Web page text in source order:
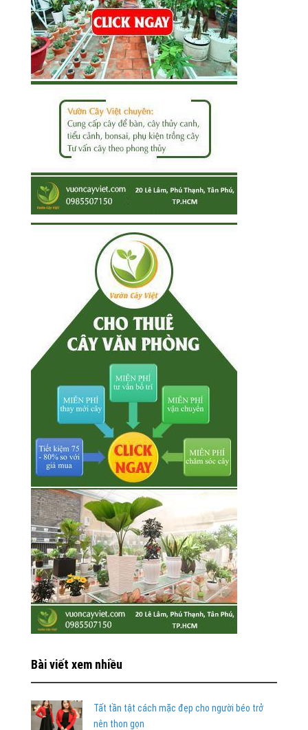
Bài viết xem nhiều
Tất tần tật cách mặc đẹp cho người béo trở
nên thon gọn